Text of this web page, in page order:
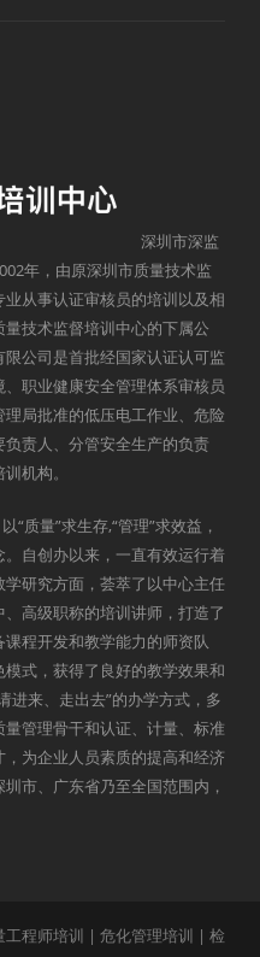
深圳市深监
年，由原深圳市质量技术监
从事认证审核员的培训以及相
技术监督培训中心的下属公
公司是首批经国家认证认可监
职业健康安全管理体系审核员
局批准的低压电工作业、危险
责人、分管安全生产的负责
机构。
“质量”求生存,“管理”求效益，
自创办以来，一直有效运行着
研究方面，荟萃了以中心主任
高级职称的培训讲师，打造了
程开发和教学能力的师资队
式，获得了良好的教学效果和
进来、走出去”的办学方式，多
管理骨干和认证、计量、标准
为企业人员素质的提高和经济
市、广东省乃至全国范围内，
工程师培训 | 危化管理培训 | 检